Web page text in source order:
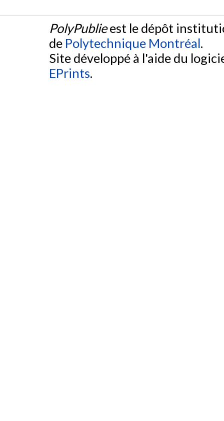
PolyPublieest le dépôt
de Polytechnique Montréal.
Site développé à l'aide du
EPrints.